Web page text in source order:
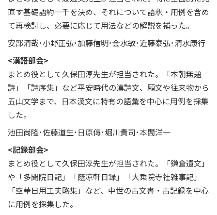
直す基礎語約一千を決め、それについて語釈・用例を含め
て再検討し、必要に応じて用法などの解説を補った。
安部清哉･小野正弘･加藤信明･金水敏･近藤泰弘･清水康行
<漢語部会>
まとめ役として久保田淳先生が担当された。「本朝無題
詩」「詩序集」など平安時代の漢詩文、願文や往来物から
五山文学まで、日本漢文に特有の語彙を中心に用例を採集
した。
池田尚隆･佐藤道生･日原傳･堀川貴司･本間洋一
<記録部会>
まとめ役として久保田淳先生が担当された。「鎌倉遺文」
や「多聞院日記」「蔭凉軒日録」「大乗院寺社雑事記」
「空華日用工夫略集」など、中世の古文書・古記録を中心
に用例を採集した。